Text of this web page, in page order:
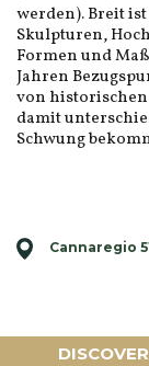
werden). Breit
Skulpturen,
Formen und
Jahren
von historischen
damit
Schwung
Cannaregio